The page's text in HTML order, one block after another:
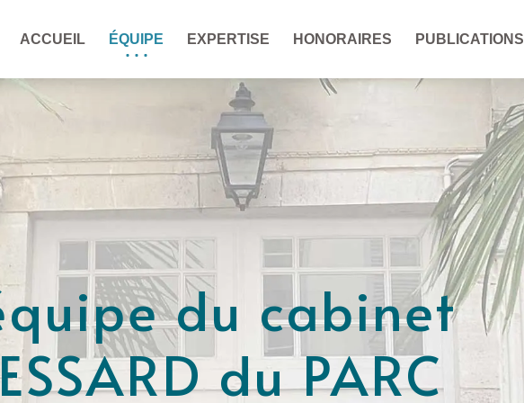
ACCUEIL ÉQUIPE EXPERTISE HONORAIRES PUBLICATIONS
du cabinet
du PARC